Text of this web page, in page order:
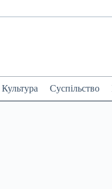
Культура Суспільство